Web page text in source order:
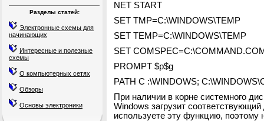
Разделы статей:
Электронные схемы для
начинающих
Интересные и полезные
схемы
О компьютерных сетях
Обзоры
Основы электроники
NET START
SET TMP=C:\WINDOWS\TEMP
SET TEMP=C:\WINDOWS\TEMP
SET
PROMPT $p$g
PATH С :\WINDOWS;
При наличии в корне системного
Windows загрузит
используете эту функцию,